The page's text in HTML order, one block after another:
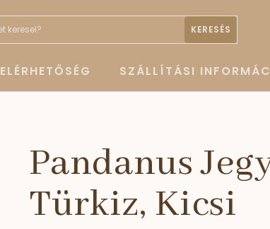
KERESÉS
ELÉRHETŐSÉG SZÁLLÍTÁSI
Pandanus
Türkiz, Kicsi